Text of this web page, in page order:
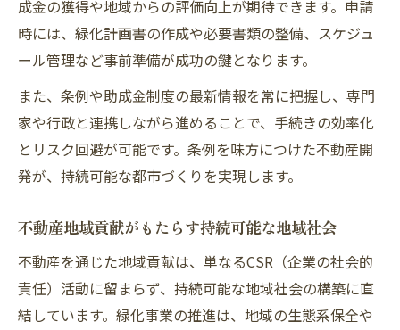
成金の獲得や地域からの評価向上が期待できます。申請
時には、緑化計画書の作成や必要書類の整備、スケジュ
ール管理など事前準備が成功の鍵となります。
また、条例や助成金制度の最新情報を常に把握し、専門
家や行政と連携しながら進めることで、手続きの効率化
とリスク回避が可能です。条例を味方につけた不動産開
発が、持続可能な都市づくりを実現します。
不動産地域貢献がもたらす持続可能な地域社会
不動産を通じた地域貢献は、単なるCSR（企業の社会的
責任）活動に留まらず、持続可能な地域社会の構築に直
結しています。緑化事業の推進は、地域の生態系保全や